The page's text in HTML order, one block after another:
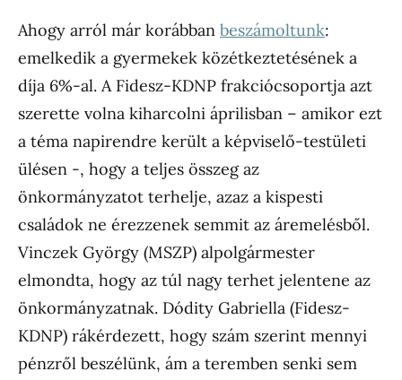
Ahogy arról már korábban beszámoltunk:
emelkedik a gyermekek közétkeztetésének a
díja 6%-al. A Fidesz-KDNP frakciócsoportja azt
szerette volna kiharcolni áprilisban – amikor ezt
a téma napirendre került a képviselő-testületi
ülésen -, hogy a teljes összeg az
önkormányzatot terhelje, azaz a kispesti
családok ne érezzenek semmit az áremelésből.
Vinczek György (MSZP) alpolgármester
elmondta, hogy az túl nagy terhet jelentene az
önkormányzatnak. Dódity Gabriella (Fidesz-
KDNP) rákérdezett, hogy szám szerint mennyi
pénzről beszélünk, ám a teremben senki sem